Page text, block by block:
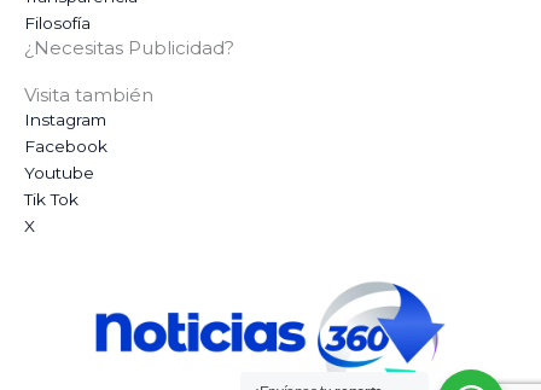
Filosofía
¿Necesitas Publicidad?
Visita también
Instagram
Facebook
Youtube
Tik Tok
X